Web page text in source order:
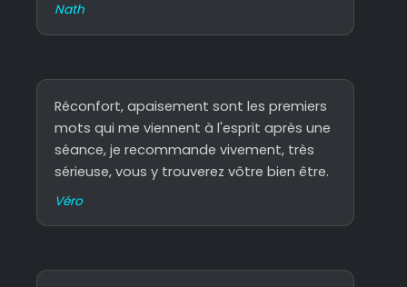
Nath
Réconfort, apaisement sont les premiers
mots qui me viennent à l'esprit après une
séance, je recommande vivement, très
sérieuse, vous y trouverez vôtre bien être.
Véro